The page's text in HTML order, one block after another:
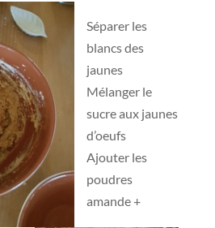
Séparer les
blancs des
jaunes
Mélanger le
sucre aux jaunes
d’oeufs
Ajouter les
poudres
amande +